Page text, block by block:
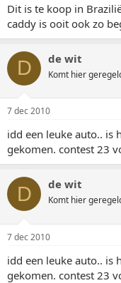
Dit is te koop in
caddy is ooit ook zo
D de wit
Komt hier
7 dec 2010
idd een leuke auto.. is
gekomen. contest 23
D de wit
Komt hier
7 dec 2010
idd een leuke auto.. is
gekomen. contest 23